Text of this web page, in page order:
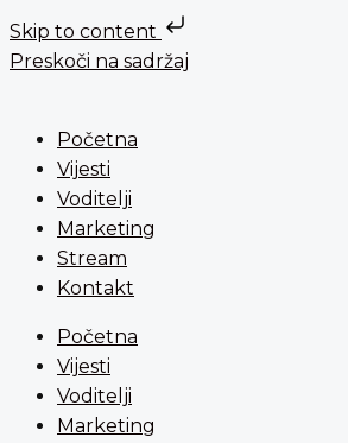
Skip to content
Preskoči na sadržaj
Početna
Vijesti
Voditelji
Marketing
Stream
Kontakt
Početna
Vijesti
Voditelji
Marketing